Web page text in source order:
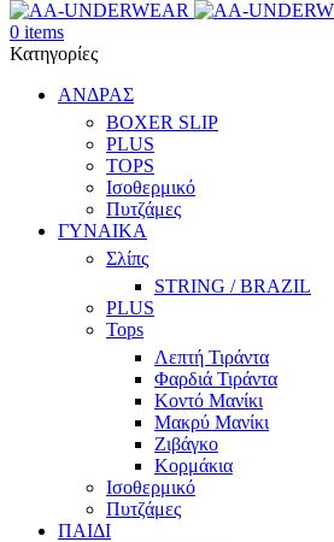
0 items
Κατηγορίες
ΑΝΔΡΑΣ
BOXER SLIP
PLUS
TOPS
Ισοθερμικό
Πυτζάμες
ΓΥΝΑΙΚΑ
Σλίπς
STRING / BRAZIL
PLUS
Tops
Λεπτή Τιράντα
Φαρδιά Τιράντα
Κοντό Μανίκι
Μακρύ Μανίκι
Ζιβάγκο
Κορμάκια
Ισοθερμικό
Πυτζάμες
ΠΑΙΔΙ